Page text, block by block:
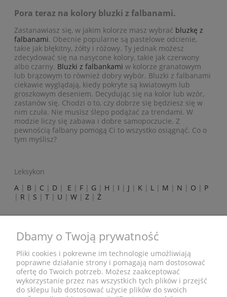
Pora teraz na kolory bluzki z falbanami.
Zastanawiasz się, w jakim kolorze masz wybrać bluzkę z
falbanami. Obecnie popularne są pastelowe odcienie,
takie jak błękitny, żółty i różowy. Ty jednak możesz
zdecydować się na nasycone kolory, takie jak czerwony
albo czarny. Bluzki z falbankami w kolorze granatowym
lub brązowym to również dobry wybór. Bluzki z falbanami
ciekawie wyglądają, kiedy pokryte są kwiatowym lub
groszkowym deseniem. Decydując się na kolor lub wzór,
zastanów się. Chodzi o to, czy dobrze się będziesz się w
nim czuła. Nie musisz ślepo podążać za trendami. W
modzie liczy się zabawa i dobre samopoczucie. Z
pewnością falbany pomogą Ci to wszystko osiągnąć. Co o
tym myślisz?
Leksykon
A | B | C | D | E | F | G | H | I | J | K | L | M | N | O | P
| R | S | T | U | W | Z | Ż
POMOC
MOJE KONTO
Dbamy o Twoją prywatność
Pliki cookies i pokrewne im technologie umożliwiają
poprawne działanie strony i pomagają nam dostosować
ofertę do Twoich potrzeb. Możesz zaakceptować
wykorzystanie przez nas wszystkich tych plików i przejść
do sklepu lub dostosować użycie plików do swoich